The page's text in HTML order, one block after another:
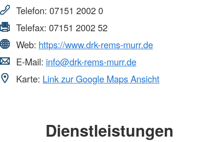
Telefon: 07151 2002 0
Telefax: 07151 2002 52
Web: https://www.drk-rems-murr.de
E-Mail: info@drk-rems-murr.de
Karte: Link zur Google Maps Ansicht
Dienstleistungen